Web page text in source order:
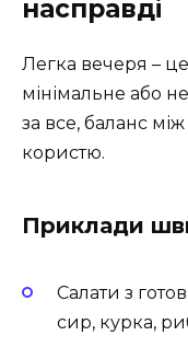
насправді
Легка вечеря –
мінімальне або
за все, баланс
користю.
Приклади
Салати з
сир, курка,